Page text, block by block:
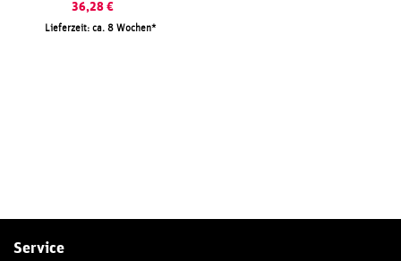
36,28 €
Lieferzeit: ca. 8 Wochen
Service